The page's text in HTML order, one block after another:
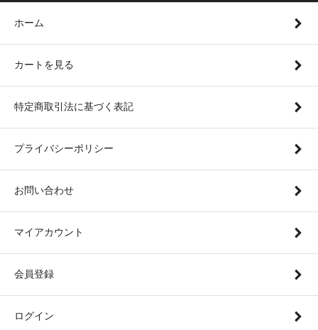
ホーム
カートを見る
特定商取引法に基づく表記
プライバシーポリシー
お問い合わせ
マイアカウント
会員登録
ログイン